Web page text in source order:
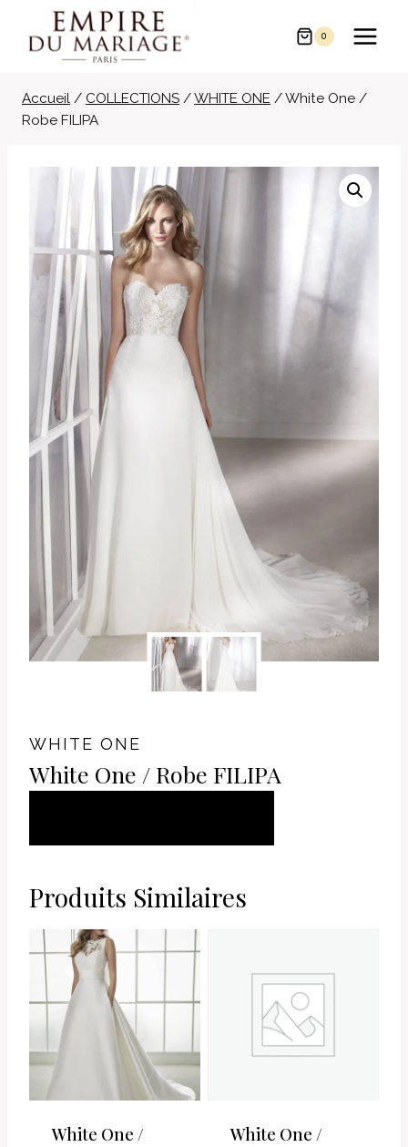
contenu
0
Accueil / COLLECTIONS /WHITE ONE /White One /
Robe FILIPA
WHITE ONE
White One / Robe FILIPA
Produits Similaires
White One /
White One /